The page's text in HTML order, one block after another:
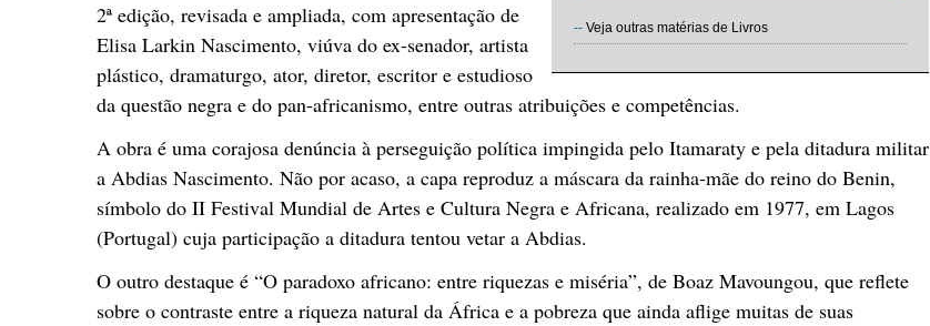
-- Veja outras matérias de Livros
2ª edição, revisada e ampliada, com apresentação de
Elisa Larkin Nascimento, viúva do ex-senador, artista
plástico, dramaturgo, ator, diretor, escritor e estudioso
da questão negra e do pan-africanismo, entre outras atribuições e competências.
A obra é uma corajosa denúncia à perseguição política impingida pelo Itamaraty e pela ditadura militar
a Abdias Nascimento. Não por acaso, a capa reproduz a máscara da rainha-mãe do reino do Benin,
símbolo do II Festival Mundial de Artes e Cultura Negra e Africana, realizado em 1977, em Lagos
(Portugal) cuja participação a ditadura tentou vetar a Abdias.
O outro destaque é “O paradoxo africano: entre riquezas e miséria”, de Boaz Mavoungou, que reflete
sobre o contraste entre a riqueza natural da África e a pobreza que ainda aflige muitas de suas